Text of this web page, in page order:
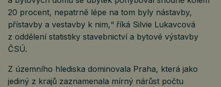
20 procent, nepatrně lépe na tom byly nástavby,
přístavby a vestavby k nim,“ říká Silvie Lukavcová
z oddělení statistiky stavebnictví a bytové výstavby
ČSÚ.
Z územního hlediska dominovala Praha, která jako
jediný z krajů zaznamenala mírný nárůst počtu